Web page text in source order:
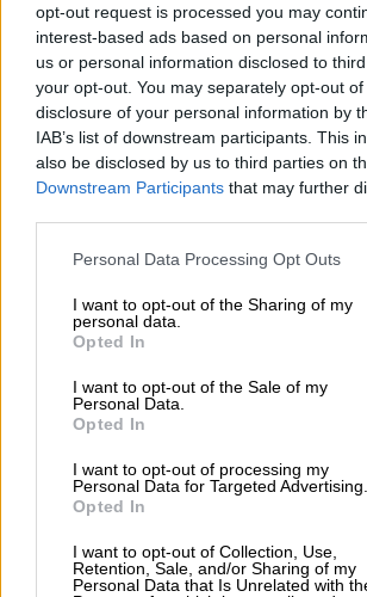
opt-out request is processed you may
interest-based ads based on personal
us or personal information disclosed to
your opt-out. You may separately opt-out
disclosure of your personal information by
IAB’s list of downstream participants. This
also be disclosed by us to third parties on
Downstream Participants that may further
Please note that this website/app uses one
not limited to your visit or usage behaviour.
grant or deny consent to Google and its
use your data for below specified purposes
consent section.
Personal Data Processing Opt Outs
I want to opt-out of the Sharing of my
personal data.
Opted In
I want to opt-out of the Sale of my
Personal Data.
Opted In
I want to opt-out of processing my
Personal Data for Targeted Advertising.
Opted In
I want to opt-out of Collection, Use,
Retention, Sale, and/or Sharing of my
Personal Data that Is Unrelated with
Τοθαλάσσιο drone Magura V3
διανύσειαπόσταση έως και 800
ηταχύτητα που μπορεί να
ακόμη και τα80 χιλιόμετρα
έχει αυτονομία έως και 60
επικρατέστερα σενάριαείναι
συγκεκριμένο σημείοείτε με
κάποια ουκρανική βάση της
Όπως ανέφερε ο
OPEN, οχειρισμός του drone
-
με πληροφορίες του
Με ενδιάμεσους πομπούς,
Δορυφορικά, το πιο ισχυρό